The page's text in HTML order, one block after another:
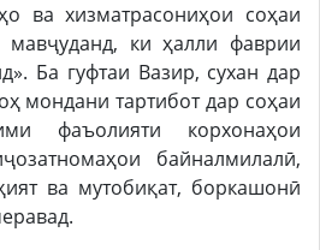
ва хизматрасониҳои соҳаи
мавҷуданд, ки ҳалли фаврии
Ба гуфтаи Вазир, сухан дар
мондани тартибот дар соҳаи
фаъолияти корхонаҳои
байналмилалӣ,
ва мутобиқат, боркашонӣ